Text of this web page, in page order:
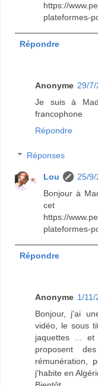
https://
plateformes-
Répondre
Anonyme 29/7/
Je suis à
francophone
Répondre
Réponses
Lou
25/9/
Bonjour à
https://
plateformes-
Répondre
Anonyme 1/11/
Bonjour, j'ai
vidéo, le sous
jaquettes ...
proposent
rémunération,
j'habite en